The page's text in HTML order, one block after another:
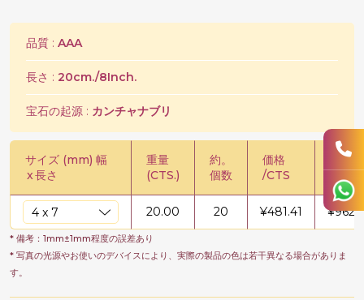
品質 : AAA
長さ : 20cm./8Inch.
宝石の起源 : カンチャナブリ
サイズ (mm) 幅
x長さ
重量
(CTS.)
約。
個数
価格
/CTS
価格
20.00 20 ¥481.41 ¥
* 備考：1mm±1mm程度の誤差あり
* 写真の光源やお使いのデバイスにより、実際の製品の色は若干異なる場合がありま
す。